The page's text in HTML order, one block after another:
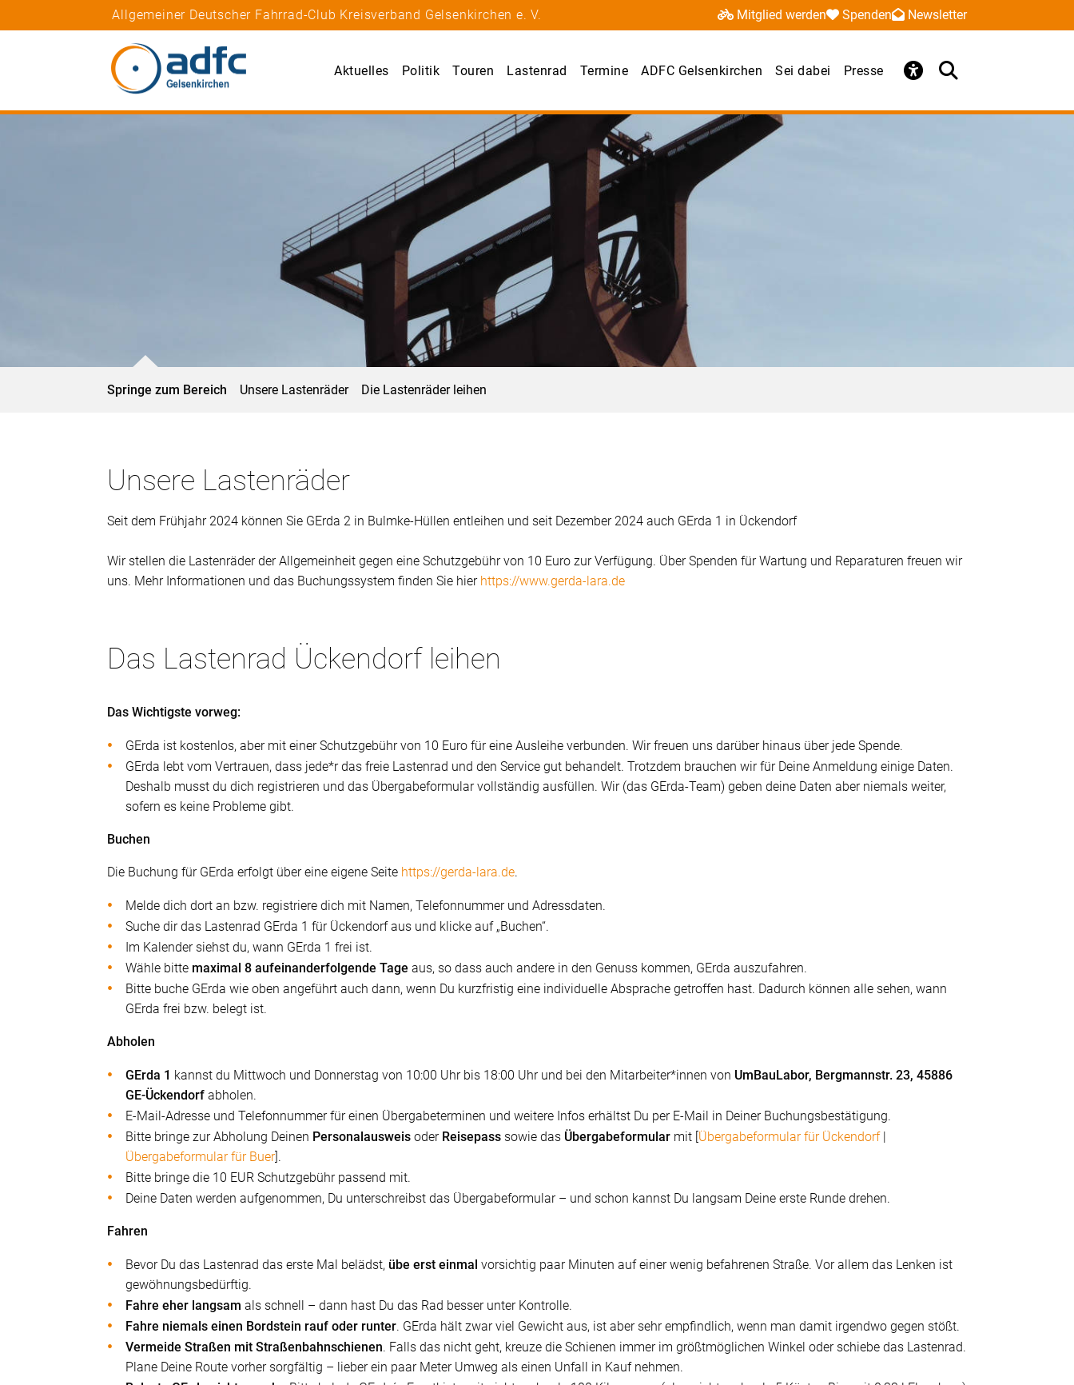
Allgemeiner Deutscher Fahrrad-Club Kreisverband Gelsenkirchen e. V. Mitglied werden Spenden Newsletter
Aktuelles Politik Touren Lastenrad Termine ADFC Gelsenkirchen Sei dabei Presse
Springe zum Bereich Unsere Lastenräder Die Lastenräder leihen
Unsere Lastenräder
Seit dem Frühjahr 2024 können Sie GErda 2 in Bulmke-Hüllen entleihen und seit Dezember 2024 auch GErda 1 in Ückendorf
Wir stellen die Lastenräder der Allgemeinheit gegen eine Schutzgebühr von 10 Euro zur Verfügung. Über Spenden für Wartung und Reparaturen freuen wir
uns. Mehr Informationen und das Buchungssystem finden Sie hier https://www.gerda-lara.de
Das Lastenrad Ückendorf leihen
Das Wichtigste vorweg:
GErda ist kostenlos, aber mit einer Schutzgebühr von 10 Euro für eine Ausleihe verbunden. Wir freuen uns darüber hinaus über jede Spende.
GErda lebt vom Vertrauen, dass jede*r das freie Lastenrad und den Service gut behandelt. Trotzdem brauchen wir für Deine Anmeldung einige Daten.
Deshalb musst du dich registrieren und das Übergabeformular vollständig ausfüllen. Wir (das GErda-Team) geben deine Daten aber niemals weiter,
sofern es keine Probleme gibt.
Buchen
Die Buchung für GErda erfolgt über eine eigene Seite https://gerda-lara.de.
Melde dich dort an bzw. registriere dich mit Namen, Telefonnummer und Adressdaten.
Suche dir das Lastenrad GErda 1 für Ückendorf aus und klicke auf „Buchen“.
Im Kalender siehst du, wann GErda 1 frei ist.
Wähle bitte maximal 8 aufeinanderfolgende Tage aus, so dass auch andere in den Genuss kommen, GErda auszufahren.
Bitte buche GErda wie oben angeführt auch dann, wenn Du kurzfristig eine individuelle Absprache getroffen hast. Dadurch können alle sehen, wann
GErda frei bzw. belegt ist.
Abholen
GErda 1 kannst du Mittwoch und Donnerstag von 10:00 Uhr bis 18:00 Uhr und bei den Mitarbeiter*innen von UmBauLabor, Bergmannstr. 23, 45886
GE-Ückendorf abholen.
E-Mail-Adresse und Telefonnummer für einen Übergabeterminen und weitere Infos erhältst Du per E-Mail in Deiner Buchungsbestätigung.
Bitte bringe zur Abholung Deinen Personalausweis oder Reisepass sowie das Übergabeformular mit [ Übergabeformular für Ückendorf|
Übergabeformular für Buer].
Bitte bringe die 10 EUR Schutzgebühr passend mit.
Deine Daten werden aufgenommen, Du unterschreibst das Übergabeformular – und schon kannst Du langsam Deine erste Runde drehen.
Fahren
Bevor Du das Lastenrad das erste Mal belädst, übe erst einmal vorsichtig paar Minuten auf einer wenig befahrenen Straße. Vor allem das Lenken ist
gewöhnungsbedürftig.
Fahre eher langsam als schnell – dann hast Du das Rad besser unter Kontrolle.
Fahre niemals einen Bordstein rauf oder runter. GErda hält zwar viel Gewicht aus, ist aber sehr empfindlich, wenn man damit irgendwo gegen stößt.
Vermeide Straßen mit Straßenbahnschienen. Falls das nicht geht, kreuze die Schienen immer im größtmöglichen Winkel oder schiebe das Lastenrad.
Plane Deine Route vorher sorgfältig – lieber ein paar Meter Umweg als einen Unfall in Kauf nehmen.